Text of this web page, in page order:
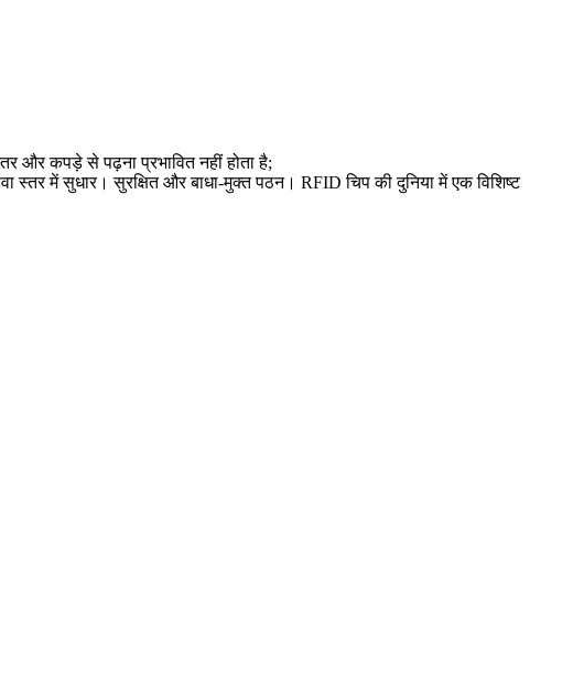
और कपड़े से पढ़ना प्रभावित नहीं होता है;
स्तर में सुधार। सुरक्षित और बाधा-मुक्त पठन। RFID चिप की दुनिया में एक विशिष्ट